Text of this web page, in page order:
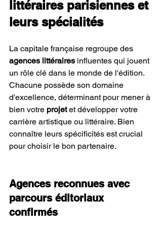
littéraires parisiennes et
leurs spécialités
La capitale française regroupe des
agences littéraires influentes qui jouent
un rôle clé dans le monde de l'édition.
Chacune possède son domaine
d'excellence, déterminant pour mener à
bien votre projet et développer votre
carrière artistique ou littéraire. Bien
connaître leurs spécificités est crucial
pour choisir le bon partenaire.
Agences reconnues avec
parcours éditoriaux
confirmés